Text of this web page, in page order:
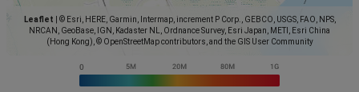
Leaflet
© Esri, HERE, Garmin, Intermap, increment P Corp., GEBCO, USGS, FAO, NPS,
NRCAN, GeoBase, IGN, Kadaster NL, Ordnance Survey, Esri Japan, METI, Esri China
(Hong Kong), © OpenStreetMap contributors, and the GIS User Community